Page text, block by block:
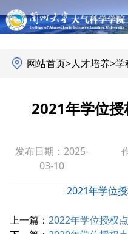
网站首页>人才培养>学
2021年学位
发布日期：2025-
03-10
2021年学位
上一篇： 2022年学位授权